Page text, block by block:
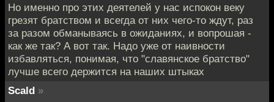
Но именно про этих деятелей у нас испокон веку
грезят братством и всегда от них чего-то ждут, раз
за разом обманываясь в ожиданиях, и вопрошая -
как же так? А вот так. Надо уже от наивности
избавляться, понимая, что "славянское братство"
лучше всего держится на наших штыках
Scald »